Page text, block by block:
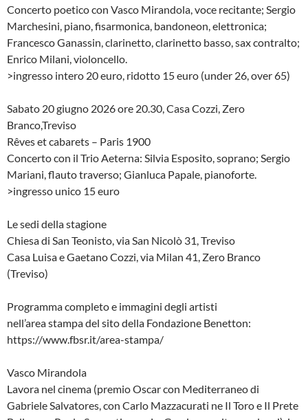
Concerto poetico con Vasco Mirandola, voce recitante; Sergio
Marchesini, piano, fisarmonica, bandoneon, elettronica;
Francesco Ganassin, clarinetto, clarinetto basso, sax contralto;
Enrico Milani, violoncello.
>ingresso intero 20 euro, ridotto 15 euro (under 26, over 65)
Sabato 20 giugno 2026 ore 20.30, Casa Cozzi, Zero
Branco,Treviso
Rêves et cabarets – Paris 1900
Concerto con il Trio Aeterna: Silvia Esposito, soprano; Sergio
Mariani, flauto traverso; Gianluca Papale, pianoforte.
>ingresso unico 15 euro
Le sedi della stagione
Chiesa di San Teonisto, via San Nicolò 31, Treviso
Casa Luisa e Gaetano Cozzi, via Milan 41, Zero Branco
(Treviso)
Programma completo e immagini degli artisti
nell’area stampa del sito della Fondazione Benetton:
https://www.fbsr.it/area-stampa/
Vasco Mirandola
Lavora nel cinema (premio Oscar con Mediterraneo di
Gabriele Salvatores, con Carlo Mazzacurati ne Il Toro e Il Prete